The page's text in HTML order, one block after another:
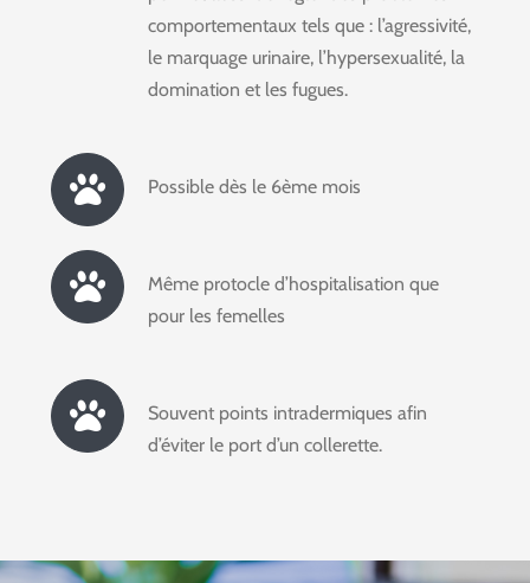
comportementaux tels que : l’agressivité,
le marquage urinaire, l’hypersexualité, la
domination et les fugues.
Possible dès le 6ème mois
Même protocle d’hospitalisation que
pour les femelles
Souvent points intradermiques afin
d’éviter le port d’un collerette.